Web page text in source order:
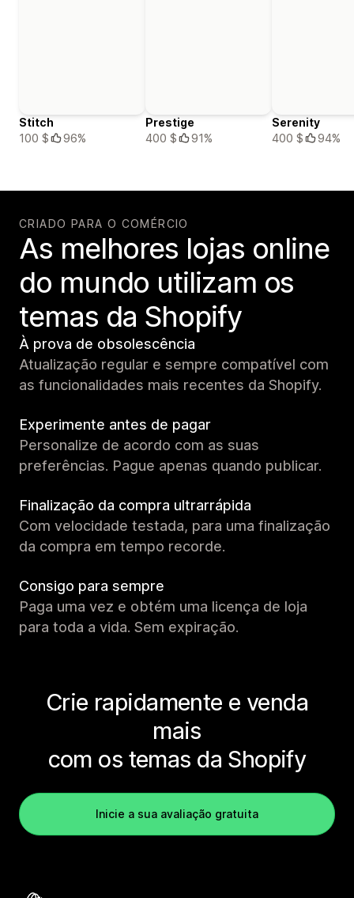
Stitch
100 $
96%
Prestige
400 $
91%
Serenity
400 $
94%
CRIADO PARA O COMÉRCIO
As melhores lojas online
do mundo utilizam os
temas da Shopify
À prova de obsolescência
Atualização regular e sempre compatível com
as funcionalidades mais recentes da Shopify.
Experimente antes de pagar
Personalize de acordo com as suas
preferências. Pague apenas quando publicar.
Finalização da compra ultrarrápida
Com velocidade testada, para uma finalização
da compra em tempo recorde.
Consigo para sempre
Paga uma vez e obtém uma licença de loja
para toda a vida. Sem expiração.
Crie rapidamente e venda
mais
com os temas da Shopify
Inicie a sua avaliação gratuita